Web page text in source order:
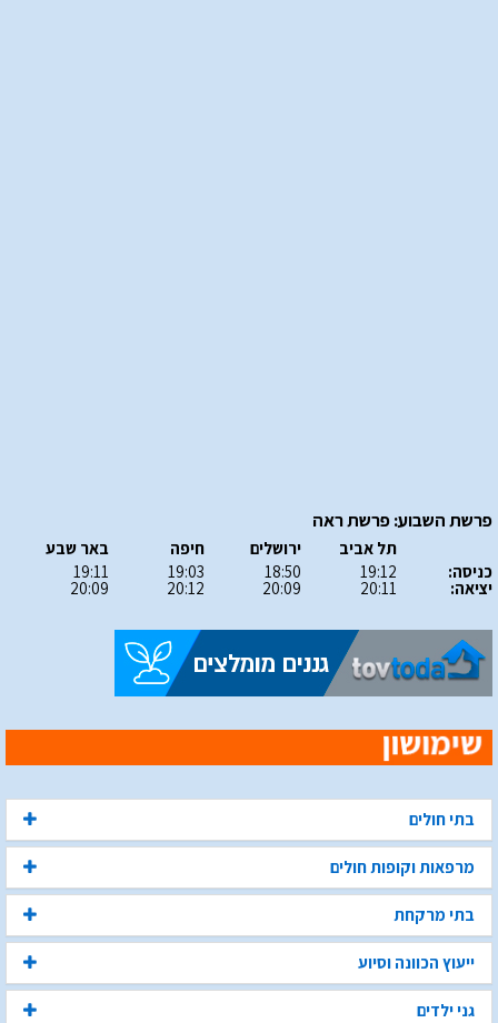
פרשת השבוע: פרשת ראה
כניסה:
יציאה:
תל אביב
19:12
20:11
ירושלים
18:50
20:09
חיפה
19:03
20:12
באר שבע
19:11
20:09
בתי חולים
מרפאות וקופות חולים
בתי מרקחת
ייעוץ הכוונה וסיוע
גני ילדים